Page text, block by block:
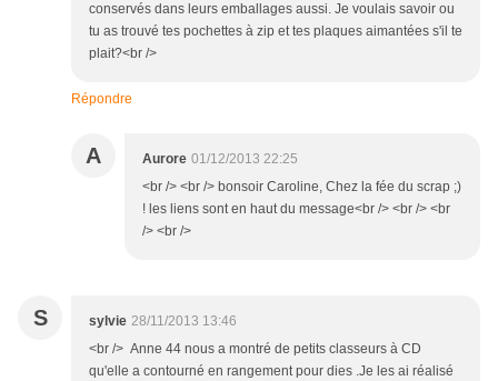
conservés dans leurs emballages aussi. Je voulais savoir ou
tu as trouvé tes pochettes à zip et tes plaques aimantées s'il te
plait?<br />
Répondre
A Aurore 01/12/2013 22:25
<br /> <br /> bonsoir Caroline, Chez la fée du scrap ;)
! les liens sont en haut du message<br /> <br /> <br
/> <br />
S sylvie 28/11/2013 13:46
<br /> Anne 44 nous a montré de petits classeurs à CD
qu'elle a contourné en rangement pour dies .Je les ai réalisé